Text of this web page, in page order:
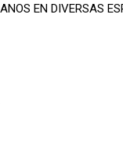
EN DIVERSAS